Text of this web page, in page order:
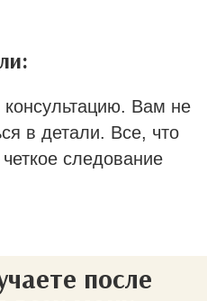
Вам не
в детали. Все, что
следование
после